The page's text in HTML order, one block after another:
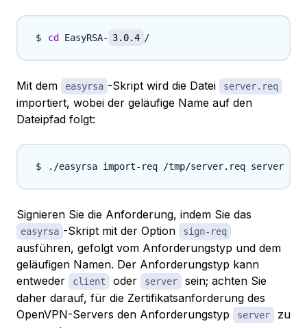
cd EasyRSA- 3.0.4
Mit dem easyrsa -Skript wird die Datei server.req
importiert, wobei der geläufige Name auf den
Dateipfad folgt:
Signieren Sie die Anforderung, indem Sie das
easyrsa -Skript mit der Option sign-req
ausführen, gefolgt vom Anforderungstyp und dem
geläufigen Namen. Der Anforderungstyp kann
entweder
client oder server
sein; achten Sie
daher darauf, für die Zertifikatsanforderung des
OpenVPN-Servers den Anforderungstyp
server
zu